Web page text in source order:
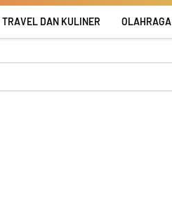
TRAVEL DAN KULINER OLAHRAGA